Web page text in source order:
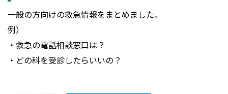
一般の方向けの救急情報をまとめました。
例）
・救急の電話相談窓口は？
・どの科を受診したらいいの？